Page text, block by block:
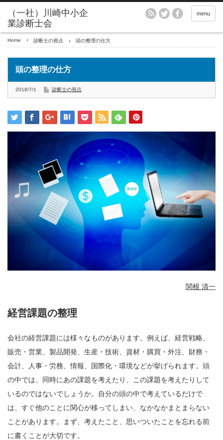
menu
Home 診断士の視点 頭の整理の仕方
頭の整理の仕方
2018/7/1 診断士の視点
関根 清一
経営課題の整理
会社の経営課題には様々なものがあります。例えば、経営戦略、
販売・営業、製品開発、生産・技術、資材・購買・外注、財務・
会計、人事・労務、情報、国際化・環境などが挙げられます。頭
の中では、同時にあの課題を考えたり、この課題を考えたりして
いるのではないでしょうか。自分の頭の中で考えているだけで
は、すぐ他のことに関心が移ってしまい、なかなかまとまらない
ことがあります。まず、考えたこと、思いついたことを忘れる前
に書くことが大切です。